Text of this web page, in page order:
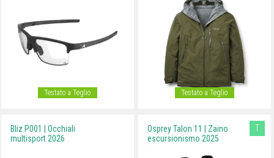
Testato a Teglio Testato a Teglio
Bliz P001 | Occhiali
multisport 2026
Osprey Talon 11 | Zaino
escursionismo 2025
T